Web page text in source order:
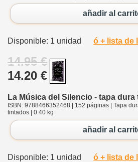
añadir al
Disponible: 1 unidad ó + lista de
14.95 €
14.20 €
La Música del Silencio - tapa dura
ISBN: 9788466352468 | 152 páginas | Tapa
tintados | 0.40 kg
añadir al
Disponible: 1 unidad ó + lista de